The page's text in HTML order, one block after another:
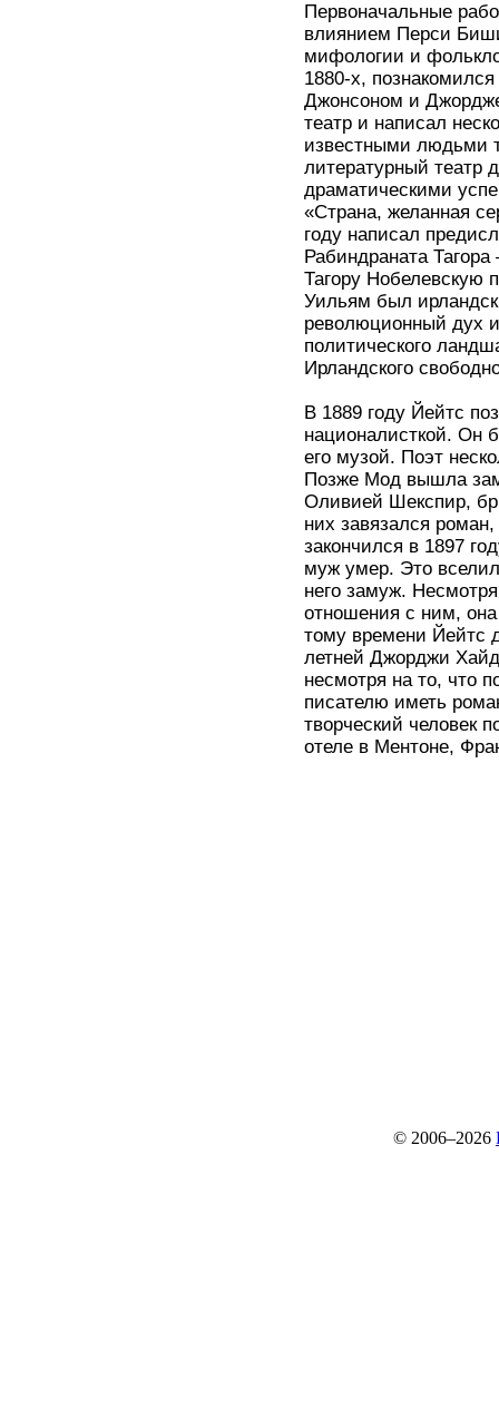
Первоначальные
влиянием Перси
мифологии и
1880-х,
Джонсоном и
театр и написал
известными людьми
литературный театр
драматическими
«Страна, желанная
году написал
Рабиндраната
Тагору Нобелевскую
Уильям был
революционный дух и
политического
Ирландского
В 1889 году Йейтс
националисткой. Он
его музой. Поэт
Позже Мод вышла
Оливией Шекспир,
них завязался
закончился в 1897
муж умер. Это
него замуж.
отношения с ним, она
тому времени Йейтс
летней Джорджи
несмотря на то, что
писателю иметь
творческий человек
отеле в Ментоне,
© 2006–2026